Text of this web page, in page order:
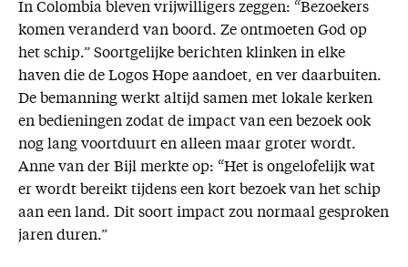
In Colombia bleven vrijwilligers zeggen: “Bezoekers
komen veranderd van boord. Ze ontmoeten God op
het schip.” Soortgelijke berichten klinken in elke
haven die de Logos Hope aandoet, en ver daarbuiten.
De bemanning werkt altijd samen met lokale kerken
en bedieningen zodat de impact van een bezoek ook
nog lang voortduurt en alleen maar groter wordt.
Anne van der Bijl merkte op: “Het is ongelofelijk wat
er wordt bereikt tijdens een kort bezoek van het schip
aan een land. Dit soort impact zou normaal gesproken
jaren duren.”